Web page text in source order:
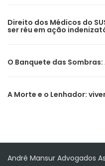
Direito dos Médicos do
ser réu em ação
O Banquete das
A Morte e o Lenhador:
André Mansur Advogados